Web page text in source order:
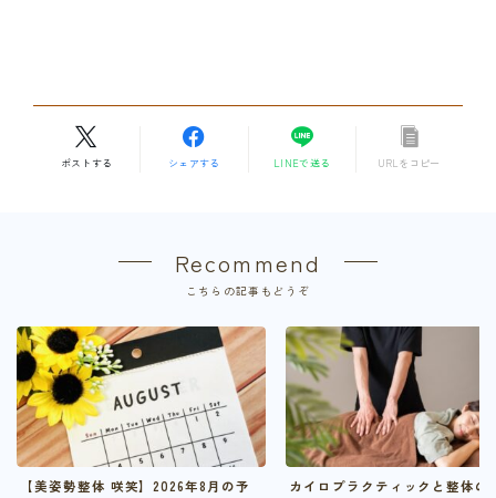
ポストする シェアする LINEで送る URLをコピー
Recommend
こちらの記事もどうぞ
【美姿勢整体 咲笑】2026年8月の予
カイロプラクティックと整体の